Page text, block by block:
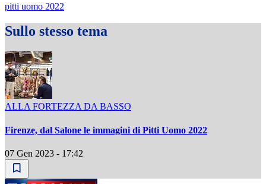
pitti uomo 2022
Sullo stesso tema
ALLA FORTEZZA DA BASSO
Firenze, dal Salone le immagini di Pitti Uomo 2022
07 Gen 2023 - 17:42